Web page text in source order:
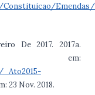
De 2017. 2017a.
em:
23 Nov. 2018.